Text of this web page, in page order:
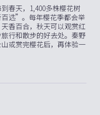
春天，1,400多株樱花树
选”。每年樱花季都会举
香百合，秋天可以观赏红
行和散步的好去处。秦野
或赏完樱花后，再体验一